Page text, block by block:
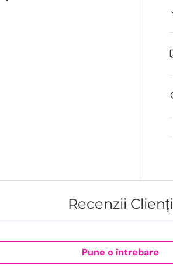
Recenzii Clienți
Pune o întrebare